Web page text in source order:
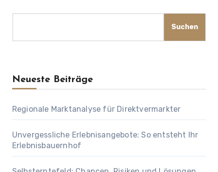
Suchen
Neueste Beiträge
Regionale Marktanalyse für Direktvermarkter
Unvergessliche Erlebnisangebote: So entsteht Ihr
Erlebnisbauernhof